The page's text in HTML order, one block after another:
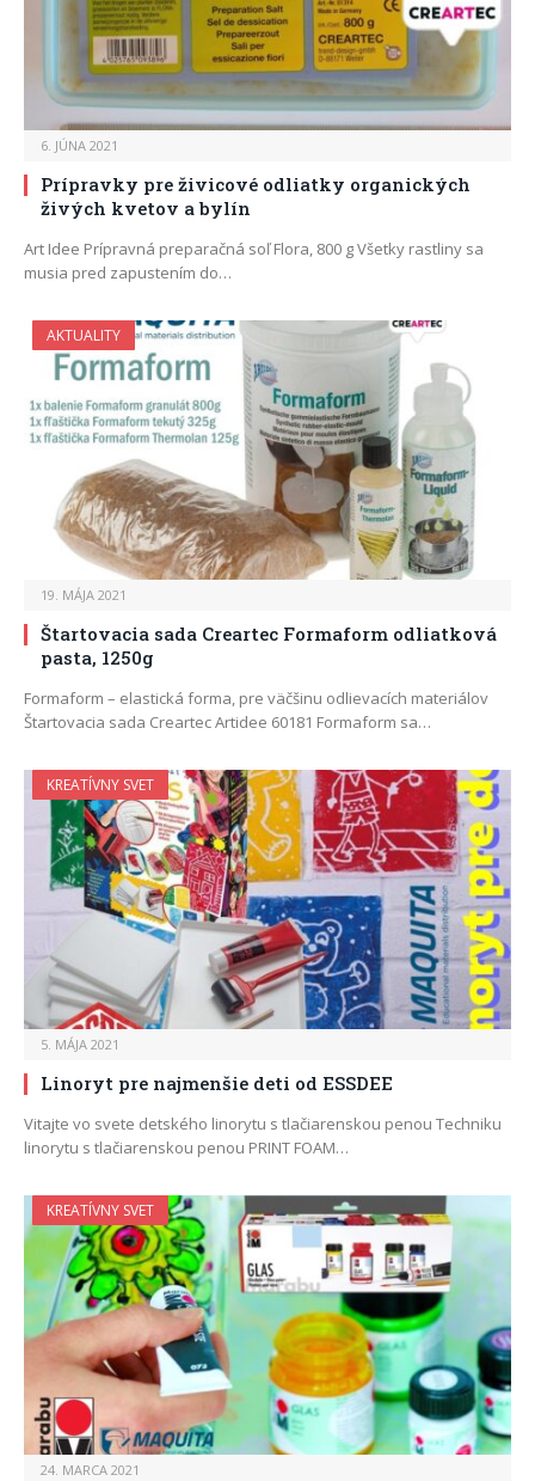
6. JÚNA 2021
Prípravky pre živicové odliatky organických
živých kvetov a bylín
Art Idee Prípravná preparačná soľ Flora, 800 g Všetky rastliny sa
musia pred zapustením do…
AKTUALITY
19. MÁJA 2021
Štartovacia sada Creartec Formaform odliatková
pasta, 1250g
Formaform – elastická forma, pre väčšinu odlievacích materiálov
Štartovacia sada Creartec Artidee 60181 Formaform sa…
KREATÍVNY SVET
5. MÁJA 2021
Linoryt pre najmenšie deti od ESSDEE
Vitajte vo svete detského linorytu s tlačiarenskou penou Techniku
linorytu s tlačiarenskou penou PRINT FOAM…
KREATÍVNY SVET
24. MARCA 2021